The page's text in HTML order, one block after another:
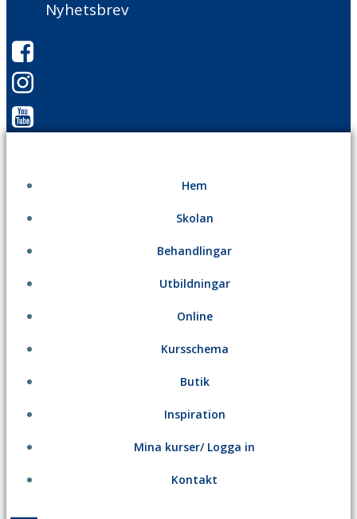
Nyhetsbrev
Hem
Skolan
Behandlingar
Utbildningar
Online
Kursschema
Butik
Inspiration
Mina kurser/ Logga in
Kontakt